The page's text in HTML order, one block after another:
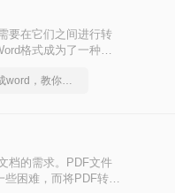
要在它们之间进行转
格式成为了一种常
pdf格式转换成word，教你几个方法
档的需求。PDF文件
困难，而将PDF转换